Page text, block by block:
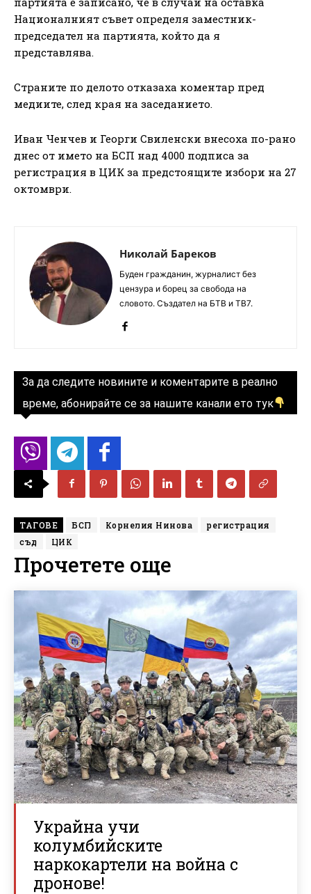
Националният съвет определя заместник-
председател на партията, който да я
представлява.
Страните по делото отказаха коментар пред
медиите, след края на заседанието.
Иван Ченчев и Георги Свиленски внесоха по-рано
днес от името на БСП над 4000 подписа за
регистрация в ЦИК за предстоящите избори на 27
октомври.
Николай Бареков
Буден гражданин, журналист без
цензура и борец за свобода на
словото. Създател на БТВ и ТВ7.
За да следите новините и коментарите в реално
време, абонирайте се за нашите канали ето тук
ТАГОВЕ БСП Корнелия Нинова
регистрация
съд
ЦИК
Прочетете още
Украйна учи
колумбийските
наркокартели на война с
дронове!